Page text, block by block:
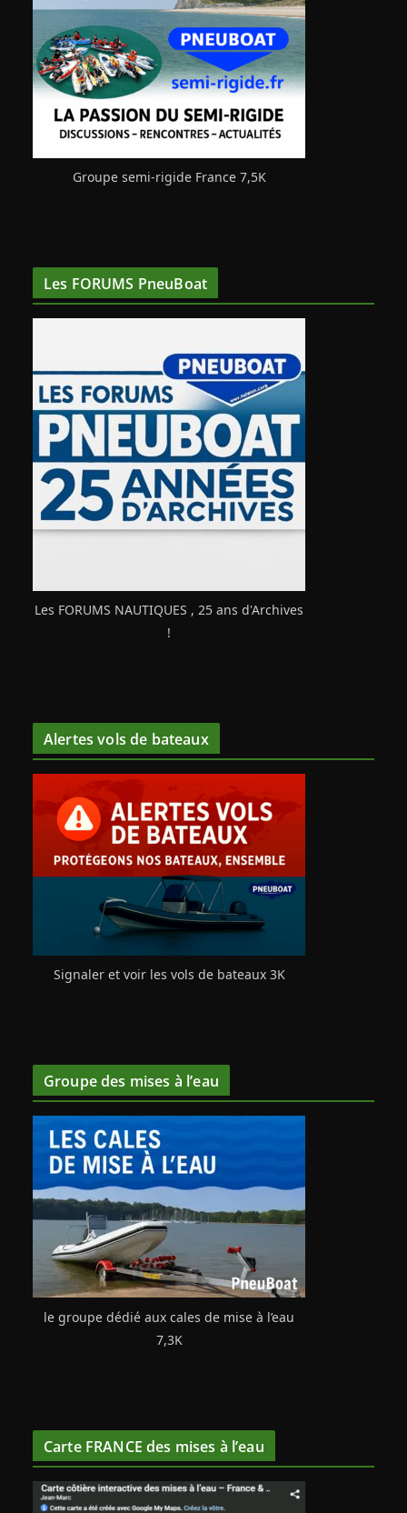
Groupe semi-rigide France 7,5K
Les FORUMS PneuBoat
Les FORUMS NAUTIQUES , 25 ans d'Archives
!
Alertes vols de bateaux
Signaler et voir les vols de bateaux 3K
Groupe des mises à l’eau
le groupe dédié aux cales de mise à l’eau
7,3K
Carte FRANCE des mises à l’eau